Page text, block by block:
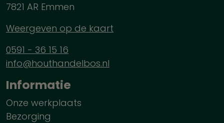
7821 AR Emmen
Weergeven op de kaart
0591 - 36 15 16
info@houthandelbos.nl
Informatie
Onze werkplaats
Bezorging